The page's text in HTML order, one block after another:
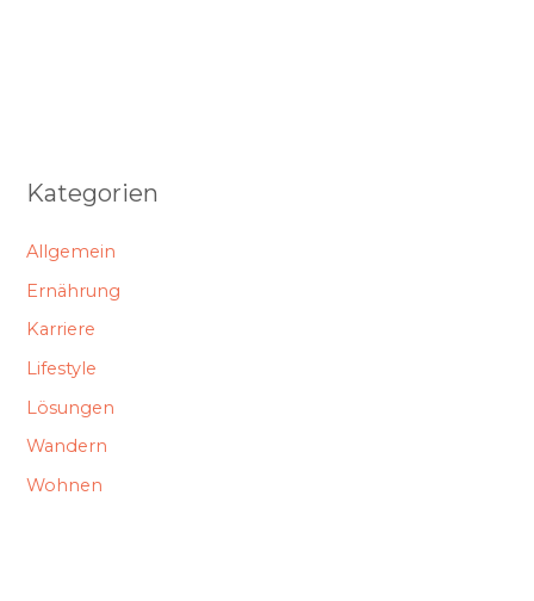
Kategorien
Allgemein
Ernährung
Karriere
Lifestyle
Lösungen
Wandern
Wohnen